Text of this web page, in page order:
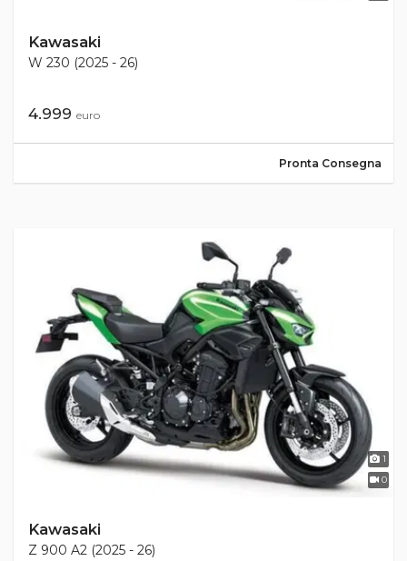
Kawasaki
W 230 (2025 - 26)
4.999 euro
Pronta Consegna
1
0
Kawasaki
Z 900 A2 (2025 - 26)